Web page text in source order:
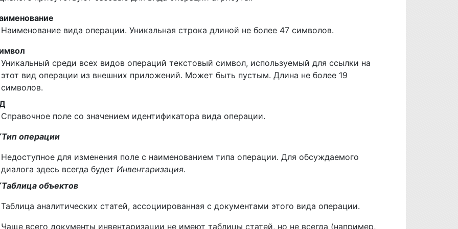
Наименование вида операции. Уникальная строка длиной не более 47 символов.
Уникальный среди всех видов операций текстовый символ, используемый для ссылки на
этот вид операции из внешних приложений. Может быть пустым. Длина не более 19
символов.
Справочное поле со значением идентификатора вида операции.
операции
Недоступное для изменения поле с наименованием типа операции. Для обсуждаемого
диалога здесь всегда будет Инвентаризация.
объектов
Таблица аналитических статей, ассоциированная с документами этого вида операции.
Чаще всего документы инвентаризации не имеют таблицы статей, но не всегда (например,